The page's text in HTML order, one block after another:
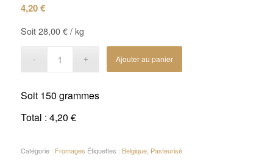
4,20€
Soit28,00€/ kg
Ajouter au panier
Soit 150 grammes
Total : 4,20 €
Catégorie : Fromages Étiquettes : Belgique, Pasteurisé